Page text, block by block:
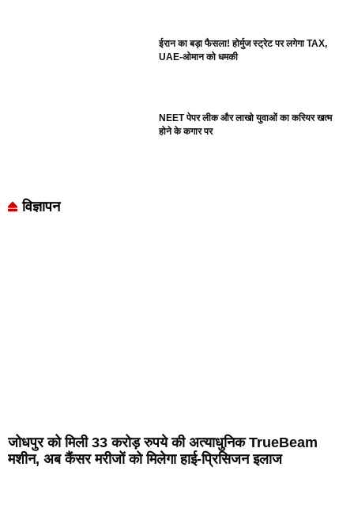
ईरान का बड़ा फैसला! होर्मुज स्ट्रेट पर लगेगा TAX,
UAE-ओमान को धमकी
NEET पेपर लीक और लाखो युवाओं का करियर खत्म
होने के कगार पर
विज्ञापन
जोधपुर को मिली 33 करोड़ रुपये की अत्याधुनिक TrueBeam
मशीन, अब कैंसर मरीजों को मिलेगा हाई-प्रिसिजन इलाज